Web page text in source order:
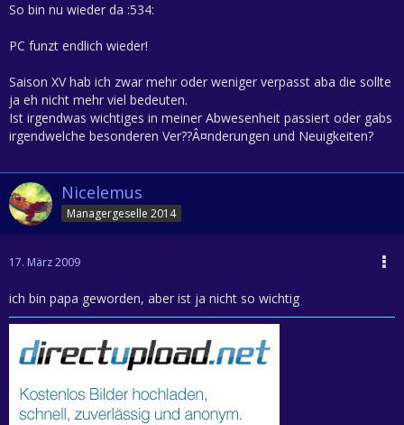
So bin nu wieder da :534:
PC funzt endlich wieder!
Saison XV hab ich zwar mehr oder weniger verpasst aba die sollte
ja eh nicht mehr viel bedeuten.
Ist irgendwas wichtiges in meiner Abwesenheit passiert oder gabs
irgendwelche besonderen Ver??Â¤nderungen und Neuigkeiten?
Nicelemus
Managergeselle 2014
17. März 2009
ich bin papa geworden, aber ist ja nicht so wichtig